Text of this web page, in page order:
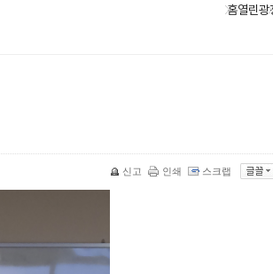
홈열린광
신고 인쇄 스크랩